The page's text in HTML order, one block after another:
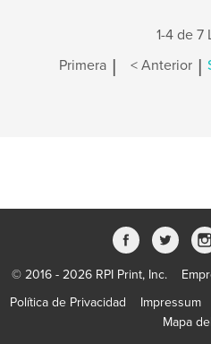
1-4 de 7
Primera | < Anterior |
© 2016 - 2026 RPI Print, Inc.
Política de Privacidad
Impressum
Mapa